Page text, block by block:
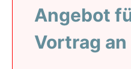
Angebot
Vortrag an